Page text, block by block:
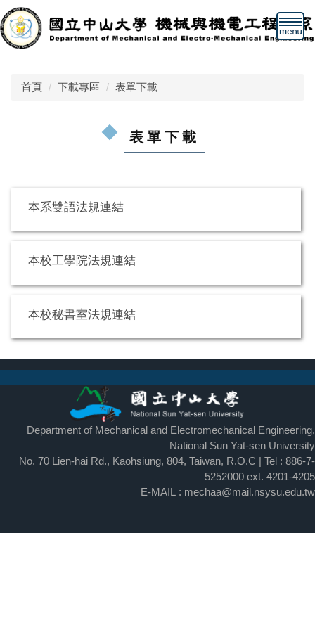
跳
到
主
首頁 下載專區 表單下載
表單下載
本系雙語法規連結
本校工學院法規連結
本校秘書室法規連結
Department of Mechanical and Electromechanical Engineering,
National Sun Yat-sen University
No. 70 Lien-hai Rd., Kaohsiung, 804, Taiwan, R.O.C | Tel : 886-7-
5252000 ext. 4201-4205
E-MAIL : mechaa@mail.nsysu.edu.tw